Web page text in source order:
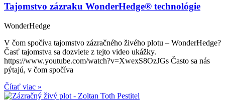
Tajomstvo zázraku WonderHedge® technológie
WonderHedge
V čom spočíva tajomstvo zázračného živého plotu – WonderHedge?
Časť tajomstva sa dozviete z tejto video ukážky.
https://www.youtube.com/watch?v=XwexS8OzJGs Často sa nás
pýtajú, v čom spočíva
Čítať viac »